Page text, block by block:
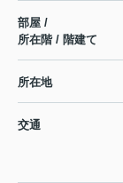
部屋 /
所在階 / 階建て
所在地
交通